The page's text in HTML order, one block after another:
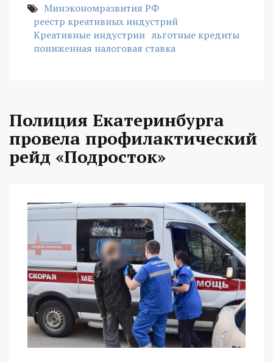
Минэкономразвития РФ
реестр креативных индустрий
Креативные индустрии льготные кредиты
пониженная налоговая ставка
Полиция Екатеринбурга
провела профилактический
рейд «Подросток»